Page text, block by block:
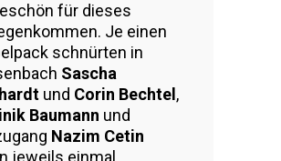
für dieses
Je einen
schnürten in
Sascha
und Corin Bechtel ,
Baumann und
Nazim Cetin
jeweils einmal